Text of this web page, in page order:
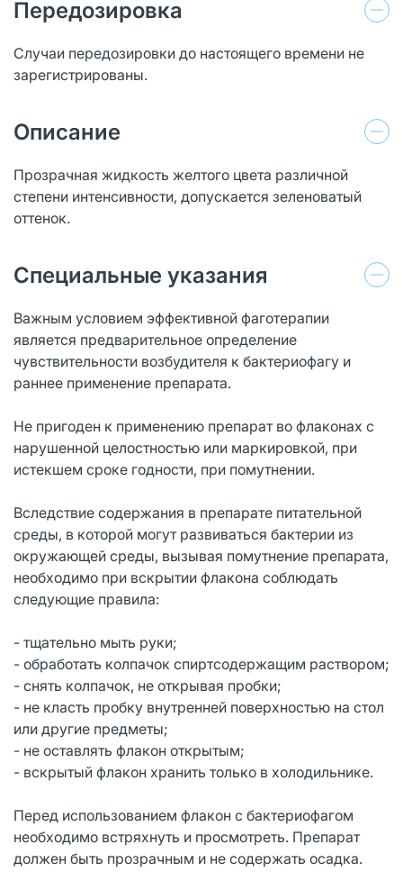
Передозировка
Случаи передозировки до настоящего времени не
зарегистрированы.
Описание
Прозрачная жидкость желтого цвета различной
степени интенсивности, допускается зеленоватый
оттенок.
Специальные указания
Важным условием эффективной фаготерапии
является предварительное определение
чувствительности возбудителя к бактериофагу и
раннее применение препарата.
Не пригоден к применению препарат во флаконах с
нарушенной целостностью или маркировкой, при
истекшем сроке годности, при помутнении.
Вследствие содержания в препарате питательной
среды, в которой могут развиваться бактерии из
окружающей среды, вызывая помутнение препарата,
необходимо при вскрытии флакона соблюдать
следующие правила:
- тщательно мыть руки;
- обработать колпачок спиртсодержащим раствором;
- снять колпачок, не открывая пробки;
- не класть пробку внутренней поверхностью на стол
или другие предметы;
- не оставлять флакон открытым;
- вскрытый флакон хранить только в холодильнике.
Перед использованием флакон с бактериофагом
необходимо встряхнуть и просмотреть. Препарат
должен быть прозрачным и не содержать осадка.